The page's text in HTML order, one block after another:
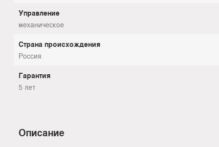
Управление
механическое
Страна происхождения
Россия
Гарантия
5 лет
Описание